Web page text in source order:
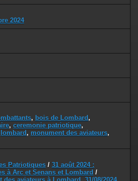
2024
, bois de Lombard ,
, ceremonie patriotique,
lombard , monument des aviateurs,
Patriotiques / 31 août 2024 :
à Arc et Senans et Lombard /